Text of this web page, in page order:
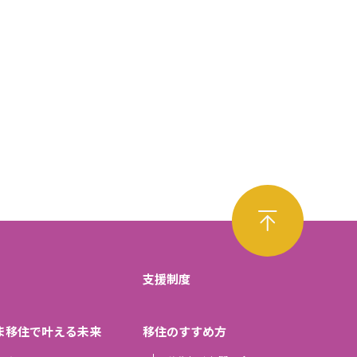
移住で叶える未来
支援制度
移住のすすめ方